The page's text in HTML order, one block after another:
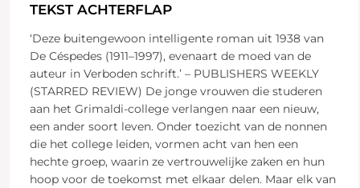
TEKST ACHTERFLAP
‘Deze buitengewoon intelligente roman uit 1938 van
De Céspedes (1911–1997), evenaart de moed van de
auteur in Verboden schrift.’ – PUBLISHERS WEEKLY
(STARRED REVIEW) De jonge vrouwen die studeren
aan het Grimaldi-college verlangen naar een nieuw,
een ander soort leven. Onder toezicht van de nonnen
die het college leiden, vormen acht van hen een
hechte groep, waarin ze vertrouwelijke zaken en hun
hoop voor de toekomst met elkaar delen. Maar elk van